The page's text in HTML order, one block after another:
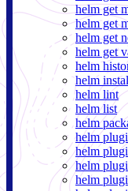
helm get
helm get
helm get
helm get
helm
helm
helm lint
helm list
helm
helm
helm
helm
helm